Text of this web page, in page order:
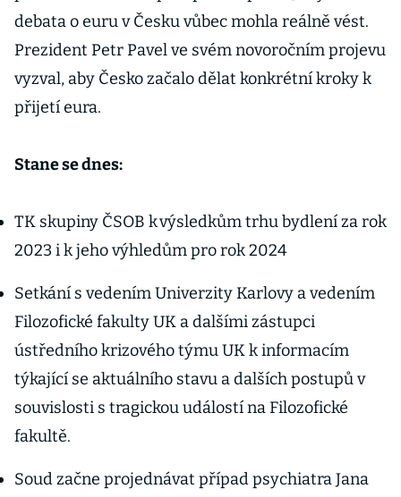
debata o euru v Česku vůbec mohla reálně vést.
Prezident Petr Pavel ve svém novoročním projevu
vyzval, aby Česko začalo dělat konkrétní kroky k
přijetí eura.
Stane se dnes:
TK skupiny ČSOB k výsledkům trhu bydlení za rok
2023 i k jeho výhledům pro rok 2024
Setkání s vedením Univerzity Karlovy a vedením
Filozofické fakulty UK a dalšími zástupci
ústředního krizového týmu UK k informacím
týkající se aktuálního stavu a dalších postupů v
souvislosti s tragickou událostí na Filozofické
fakultě.
Soud začne projednávat případ psychiatra Jana